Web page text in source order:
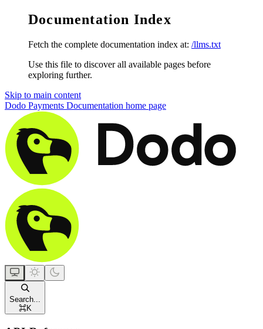
Documentation Index
Fetch the complete documentation index at: /llms.txt
Use this file to discover all available pages before
exploring further.
Skip to main content
Dodo Payments Documentation home page
Search...
⌘K